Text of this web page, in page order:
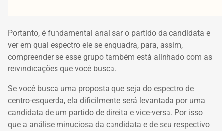
Portanto, é fundamental analisar o partido da candidata e
ver em qual espectro ele se enquadra, para, assim,
compreender se esse grupo também está alinhado com as
reivindicações que você busca.
Se você busca uma proposta que seja do espectro de
centro-esquerda, ela dificilmente será levantada por uma
candidata de um partido de direita e vice-versa. Por isso
que a análise minuciosa da candidata e de seu respectivo